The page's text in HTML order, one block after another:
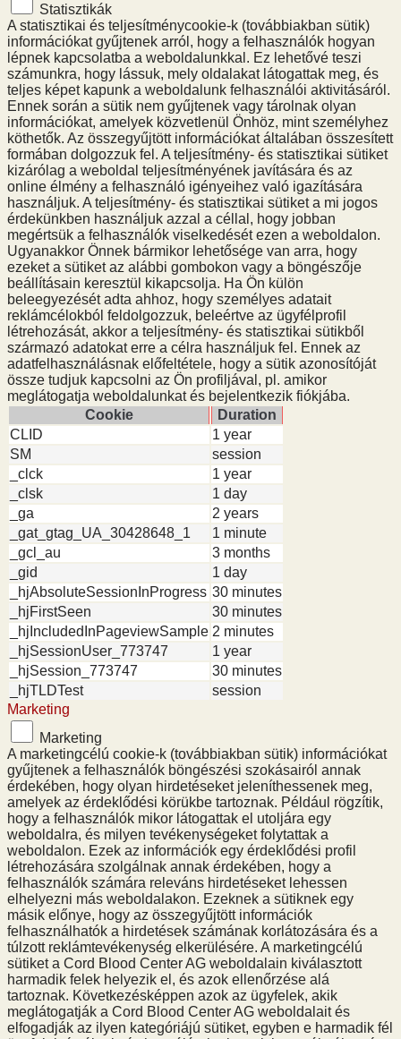
Statisztikák
A statisztikai és teljesítménycookie-k (továbbiakban sütik)
információkat gyűjtenek arról, hogy a felhasználók hogyan
lépnek kapcsolatba a weboldalunkkal. Ez lehetővé teszi
számunkra, hogy lássuk, mely oldalakat látogattak meg, és
teljes képet kapunk a weboldalunk felhasználói aktivitásáról.
Ennek során a sütik nem gyűjtenek vagy tárolnak olyan
információkat, amelyek közvetlenül Önhöz, mint személyhez
köthetők. Az összegyűjtött információkat általában összesített
formában dolgozzuk fel. A teljesítmény- és statisztikai sütiket
kizárólag a weboldal teljesítményének javítására és az
online élmény a felhasználó igényeihez való igazítására
használjuk. A teljesítmény- és statisztikai sütiket a mi jogos
érdekünkben használjuk azzal a céllal, hogy jobban
megértsük a felhasználók viselkedését ezen a weboldalon.
Ugyanakkor Önnek bármikor lehetősége van arra, hogy
ezeket a sütiket az alábbi gombokon vagy a böngészője
beállításain keresztül kikapcsolja. Ha Ön külön
beleegyezését adta ahhoz, hogy személyes adatait
reklámcélokból feldolgozzuk, beleértve az ügyfélprofil
létrehozását, akkor a teljesítmény- és statisztikai sütikből
származó adatokat erre a célra használjuk fel. Ennek az
adatfelhasználásnak előfeltétele, hogy a sütik azonosítóját
össze tudjuk kapcsolni az Ön profiljával, pl. amikor
meglátogatja weboldalunkat és bejelentkezik fiókjába.
Cookie
Duration
CLID
1 year
SM
session
_clck
1 year
_clsk
1 day
_ga
2 years
_gat_gtag_UA_30428648_1
1 minute
_gcl_au
3 months
_gid
1 day
_hjAbsoluteSessionInProgress 30 minutes
_hjFirstSeen
30 minutes
_hjIncludedInPageviewSample 2 minutes
_hjSessionUser_773747
1 year
_hjSession_773747
30 minutes
_hjTLDTest
session
Marketing
Marketing
A marketingcélú cookie-k (továbbiakban sütik) információkat
gyűjtenek a felhasználók böngészési szokásairól annak
érdekében, hogy olyan hirdetéseket jeleníthessenek meg,
amelyek az érdeklődési körükbe tartoznak. Például rögzítik,
hogy a felhasználók mikor látogattak el utoljára egy
weboldalra, és milyen tevékenységeket folytattak a
weboldalon. Ezek az információk egy érdeklődési profil
létrehozására szolgálnak annak érdekében, hogy a
felhasználók számára releváns hirdetéseket lehessen
elhelyezni más weboldalakon. Ezeknek a sütiknek egy
másik előnye, hogy az összegyűjtött információk
felhasználhatók a hirdetések számának korlátozására és a
túlzott reklámtevékenység elkerülésére. A marketingcélú
sütiket a Cord Blood Center AG weboldalain kiválasztott
harmadik felek helyezik el, és azok ellenőrzése alá
tartoznak. Következésképpen azok az ügyfelek, akik
meglátogatják a Cord Blood Center AG weboldalait és
elfogadják az ilyen kategóriájú sütiket, egyben e harmadik fél